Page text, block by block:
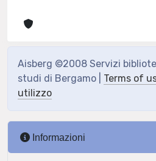
Aisberg ©2008 Servizi
studi di Bergamo | Terms of
utilizzo
Informazioni